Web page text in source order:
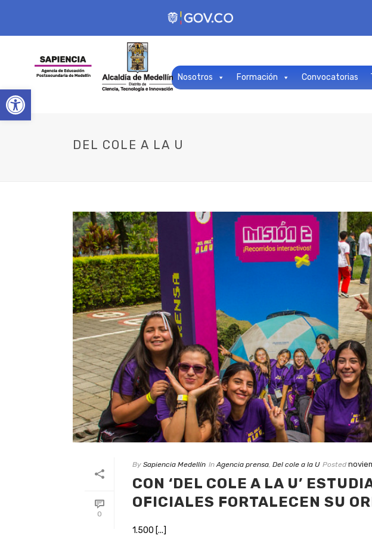
Open toolbar
Nosotros Formación Convocatorias
DEL COLE A LA U
0
By Sapiencia Medellín In Agencia prensa, Del cole a la U Posted
CON ‘DEL COLE A LA U’
OFICIALES FORTALECEN SU
1.500 [...]